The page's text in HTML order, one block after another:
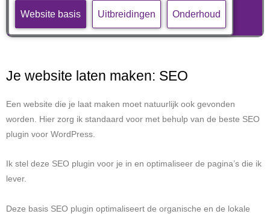
Website basis Uitbreidingen Onderhoud
Je website laten maken: SEO
Een website die je laat maken moet natuurlijk ook gevonden
worden. Hier zorg ik standaard voor met behulp van de beste SEO
plugin voor WordPress.
Ik stel deze SEO plugin voor je in en optimaliseer de pagina’s die ik
lever.
Deze basis SEO plugin optimaliseert de organische en de lokale